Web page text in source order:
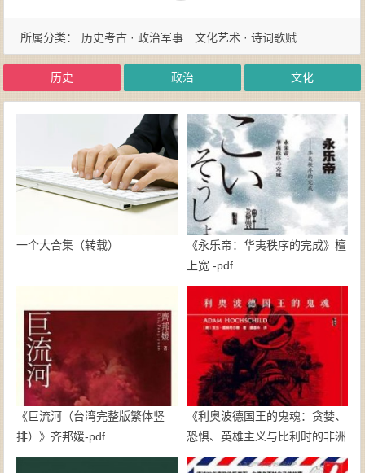
所属分类： 历史考古 · 政治军事 文化艺术 · 诗词歌赋
历史 政治 文化
一个大合集（转载）
《永乐帝：华夷秩序的完成》檀
上宽 -pdf
《巨流河（台湾完整版繁体竖
排）》齐邦媛-pdf
《利奥波德国王的鬼魂：贪婪、
恐惧、英雄主义与比利时的非洲
殖民地》亚当·霍赫希尔德-pdf